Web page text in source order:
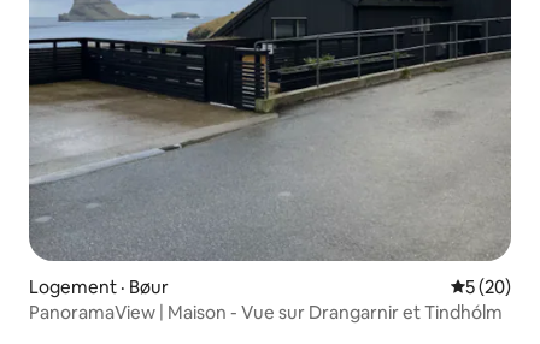
Logement · Bøur Note
5 (20)
PanoramaView | Maison - Vue sur Drangarnir et Tindhólm